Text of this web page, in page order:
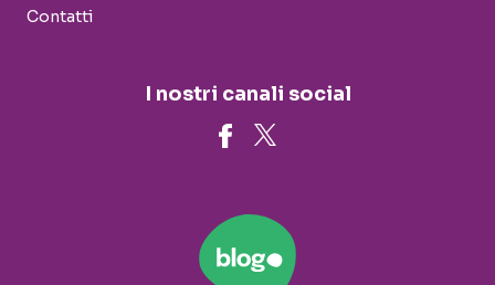
Contatti
I nostri canali social